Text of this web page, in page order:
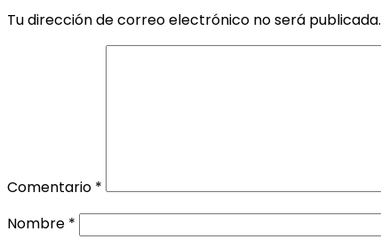
Tu dirección de correo electrónico no será publicada.
Comentario *
Nombre *